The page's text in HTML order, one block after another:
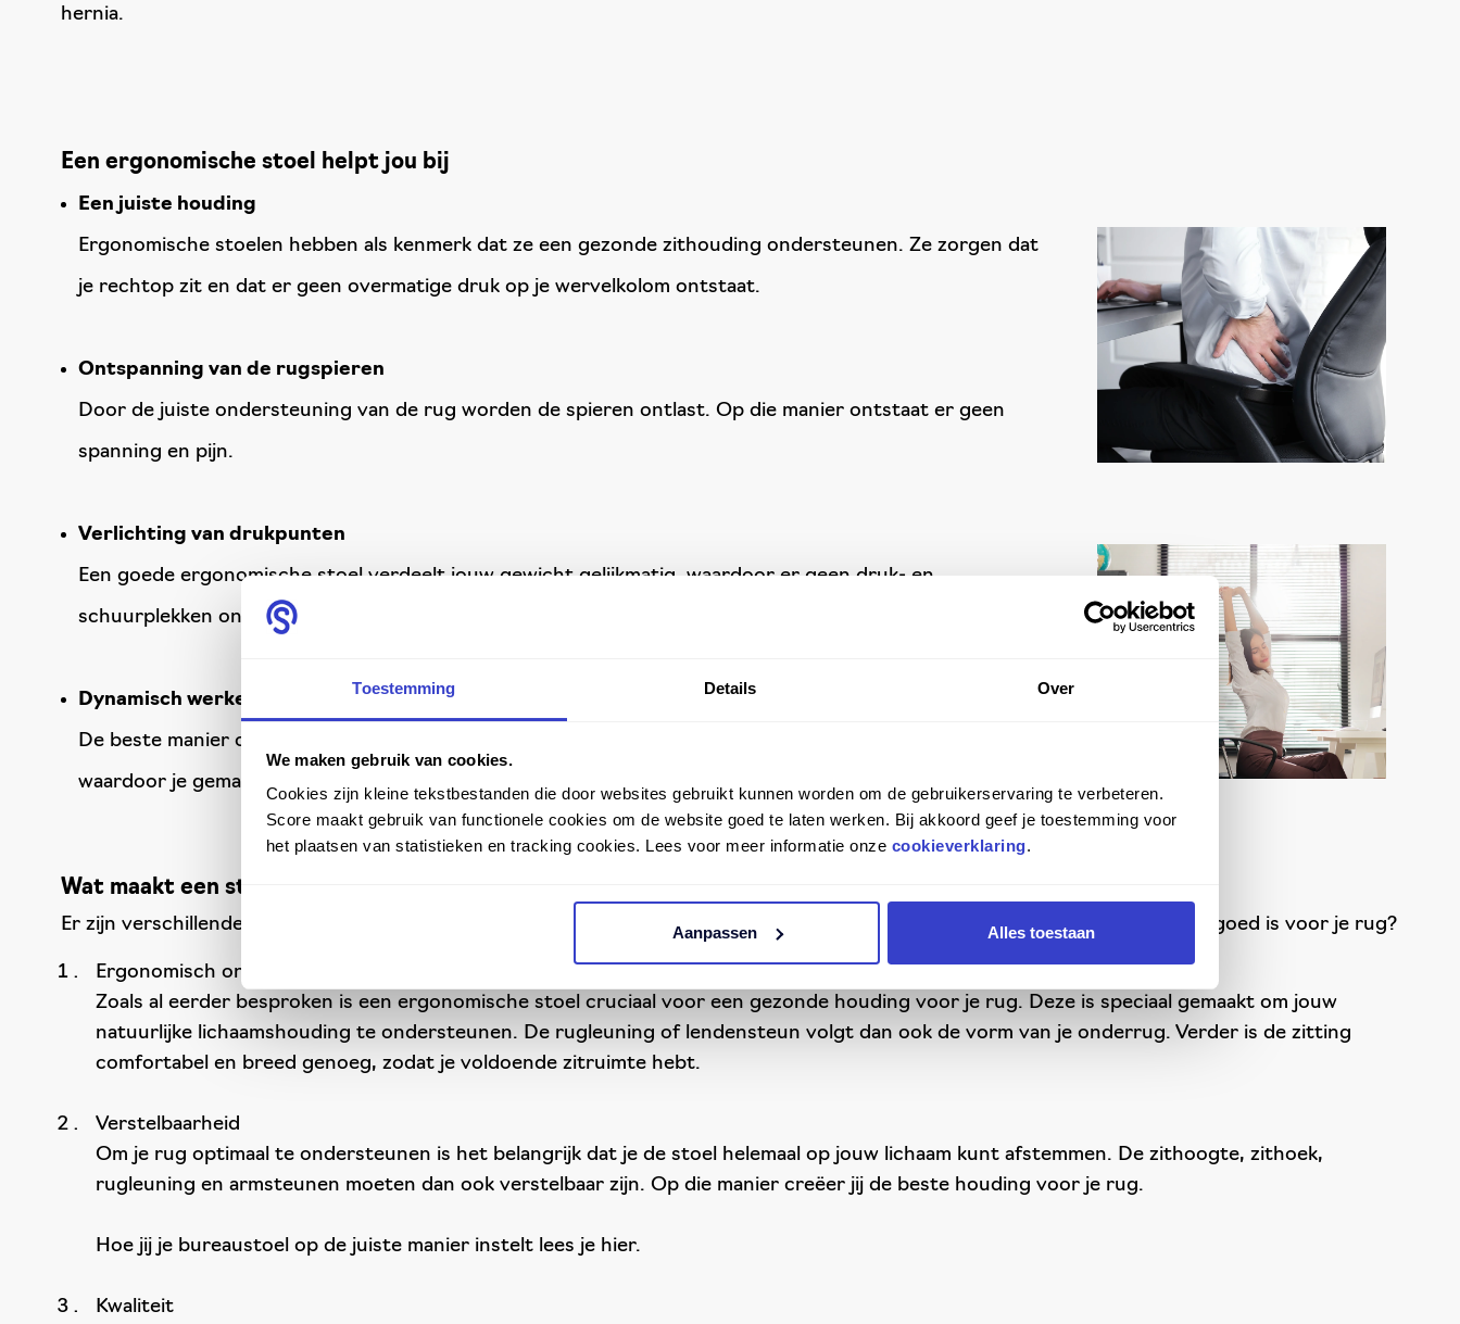
Toestemming Details Over
We maken gebruik van cookies.
Cookies zijn kleine tekstbestanden die door websites gebruikt kunnen worden om de gebruikerservaring te verbeteren.
Score maakt gebruik van functionele cookies om de website goed te laten werken. Bij akkoord geef je toestemming voor
het plaatsen van statistieken en tracking cookies. Lees voor meer informatie onze cookieverklaring.
Aanpassen Alles toestaan
hernia.
Een ergonomische stoel helpt jou bij
Een juiste houding
Ergonomische stoelen hebben als kenmerk dat ze een gezonde zithouding ondersteunen. Ze zorgen dat
je rechtop zit en dat er geen overmatige druk op je wervelkolom ontstaat.
Ontspanning van de rugspieren
Door de juiste ondersteuning van de rug worden de spieren ontlast. Op die manier ontstaat er geen
spanning en pijn.
Verlichting van drukpunten
Een goede ergonomische stoel verdeelt jouw gewicht gelijkmatig, waardoor er geen druk- en
schuurplekken ontstaan.
Dynamisch werken
De beste manier om te zitten is door regelmatig te staan! Afwisseling tussen staan en zitten is essentieel,
waardoor je gemakkelijk van houding kunt veranderen en je rug optimaal kunt strekken.
Wat maakt een stoel goed voor je rug?
Er zijn verschillende kenmerken waar je op moet letten bij het uitzoeken van een geschikte stoel. Wat maakt precies dat deze goed is voor je rug?
Ergonomisch ontwerp
Zoals al eerder besproken is een ergonomische stoel cruciaal voor een gezonde houding voor je rug. Deze is speciaal gemaakt om jouw
natuurlijke lichaamshouding te ondersteunen. De rugleuning of lendensteun volgt dan ook de vorm van je onderrug. Verder is de zitting
comfortabel en breed genoeg, zodat je voldoende zitruimte hebt.
Verstelbaarheid
Om je rug optimaal te ondersteunen is het belangrijk dat je de stoel helemaal op jouw lichaam kunt afstemmen. De zithoogte, zithoek,
rugleuning en armsteunen moeten dan ook verstelbaar zijn. Op die manier creëer jij de beste houding voor je rug.
Hoe jij je bureaustoel op de juiste manier instelt lees je hier.
Kwaliteit